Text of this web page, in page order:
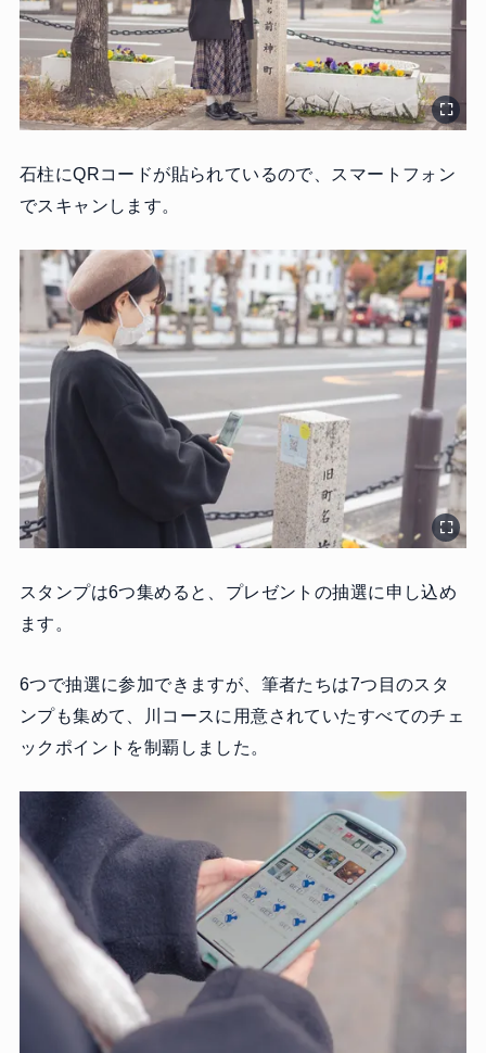
石柱にQRコードが貼られているので、スマートフォン
でスキャンします。
スタンプは6つ集めると、プレゼントの抽選に申し込め
ます。
6つで抽選に参加できますが、筆者たちは7つ目のスタ
ンプも集めて、川コースに用意されていたすべてのチェ
ックポイントを制覇しました。